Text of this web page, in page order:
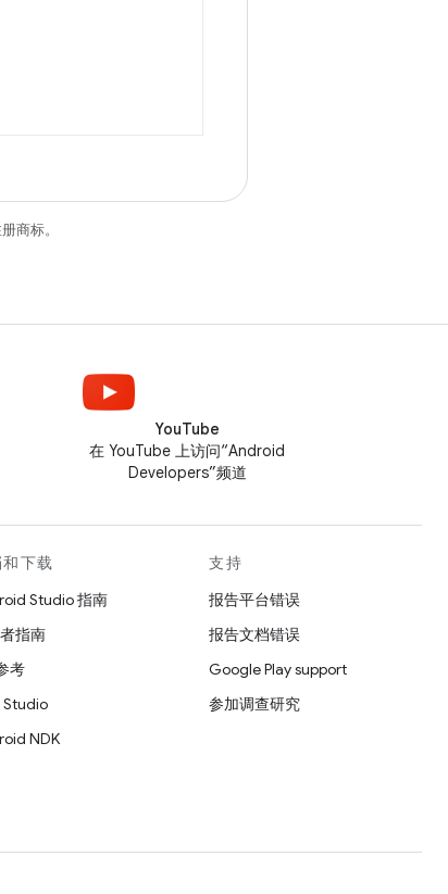
商标。
YouTube
在 YouTube 上访问“Android
Developers”频道
下载
Studio 指南
指南
考
Studio
NDK
支持
报告平台错误
报告文档错误
Google Play support
参加调查研究